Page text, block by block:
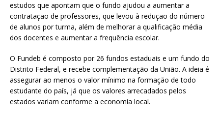
estudos que apontam que o fundo ajudou a aumentar a
contratação de professores, que levou à redução do número
de alunos por turma, além de melhorar a qualificação média
dos docentes e aumentar a frequência escolar.
O Fundeb é composto por 26 fundos estaduais e um fundo do
Distrito Federal, e recebe complementação da União. A ideia é
assegurar ao menos o valor mínimo na formação de todo
estudante do país, já que os valores arrecadados pelos
estados variam conforme a economia local.